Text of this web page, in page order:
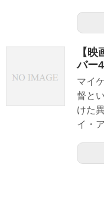
【
バー
マイ
督と
けた
イ・